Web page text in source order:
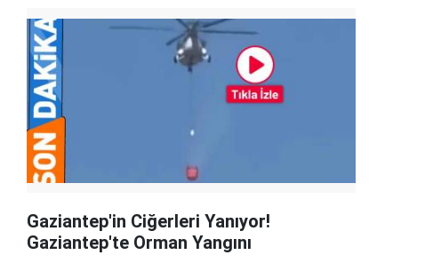
Gaziantep'in Ciğerleri Yanıyor!
Gaziantep'te Orman Yangını